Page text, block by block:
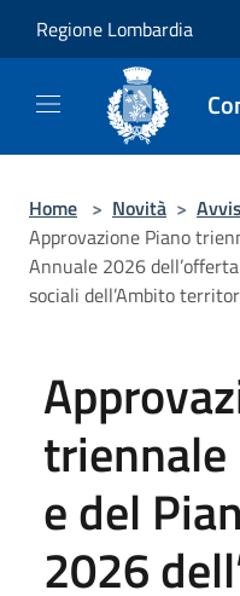
Regione Lombardia
Home > Novità >
Approvazione Piano
Annuale 2026
sociali dell’Ambito
e del
2026